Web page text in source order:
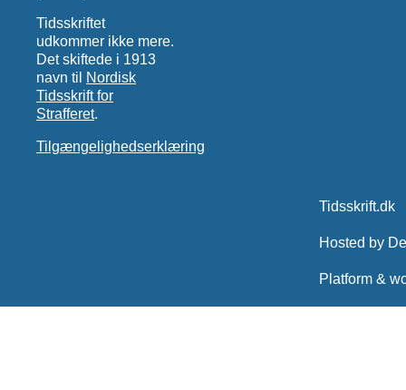
Tidsskriftet
udkommer ikke mere.
Det skiftede i 1913
navn til
Nordisk
Tidsskrift for
Strafferet.
Tilgængelighedserklæring